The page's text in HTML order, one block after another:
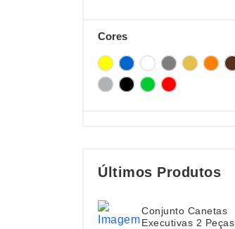
Cores
Últimos Produtos
Conjunto Canetas
Executivas 2 Peças